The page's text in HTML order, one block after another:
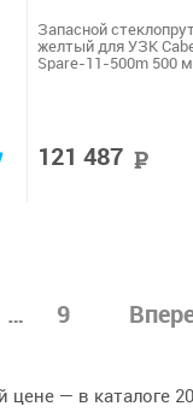
Запасной
желтый для УЗК
Spare-11-500m 500
121 487
… 9
— в каталоге